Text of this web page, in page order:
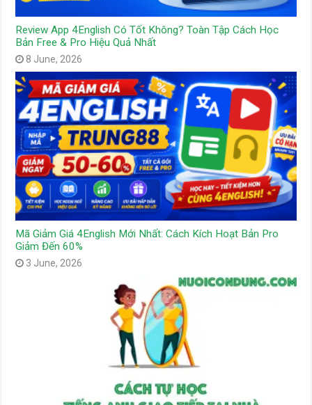
Review App 4English Có Tốt Không? Toàn Tập Cách Học
Bản Free & Pro Hiệu Quả Nhất
8 June, 2026
Mã Giảm Giá 4English Mới Nhất: Cách Kích Hoạt Bản Pro
Giảm Đến 60%
3 June, 2026